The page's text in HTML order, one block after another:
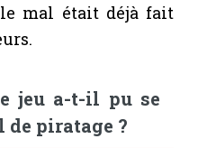
mal était déjà fait
jeu a-t-il pu se
piratage ?